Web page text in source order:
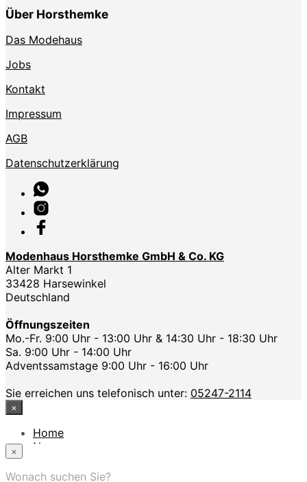
Über Horsthemke
Das Modehaus
Jobs
Kontakt
Impressum
AGB
Datenschutzerklärung
Modenhaus Horsthemke GmbH & Co. KG
Alter Markt 1
33428 Harsewinkel
Deutschland
Öffnungszeiten
Mo.-Fr. 9:00 Uhr - 13:00 Uhr & 14:30 Uhr - 18:30 Uhr
Sa. 9:00 Uhr - 14:00 Uhr
Adventssamstage 9:00 Uhr - 16:00 Uhr
Sie erreichen uns telefonisch unter: 05247-2114
×
Home
News
App
×
Wonach suchen Sie?